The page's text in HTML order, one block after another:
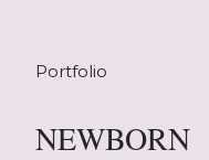
Portfolio
NEWBORN